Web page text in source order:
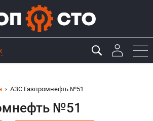
АЗС Газпромнефть №51
№51